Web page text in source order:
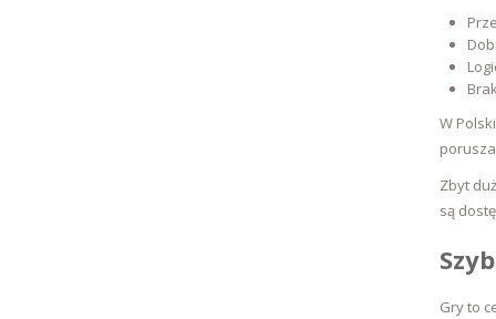
W
Zbyt
są
Gry to